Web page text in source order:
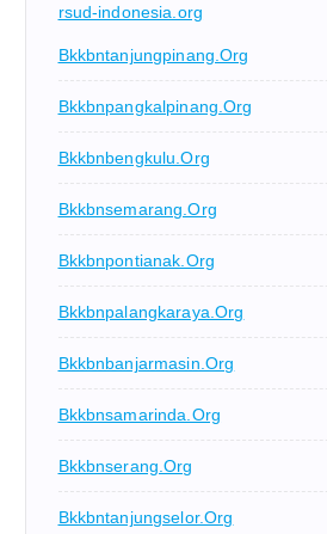
rsud-indonesia.org
Bkkbntanjungpinang.org
Bkkbnpangkalpinang.org
Bkkbnbengkulu.org
Bkkbnsemarang.org
Bkkbnpontianak.org
Bkkbnpalangkaraya.org
Bkkbnbanjarmasin.org
Bkkbnsamarinda.org
Bkkbnserang.org
Bkkbntanjungselor.org